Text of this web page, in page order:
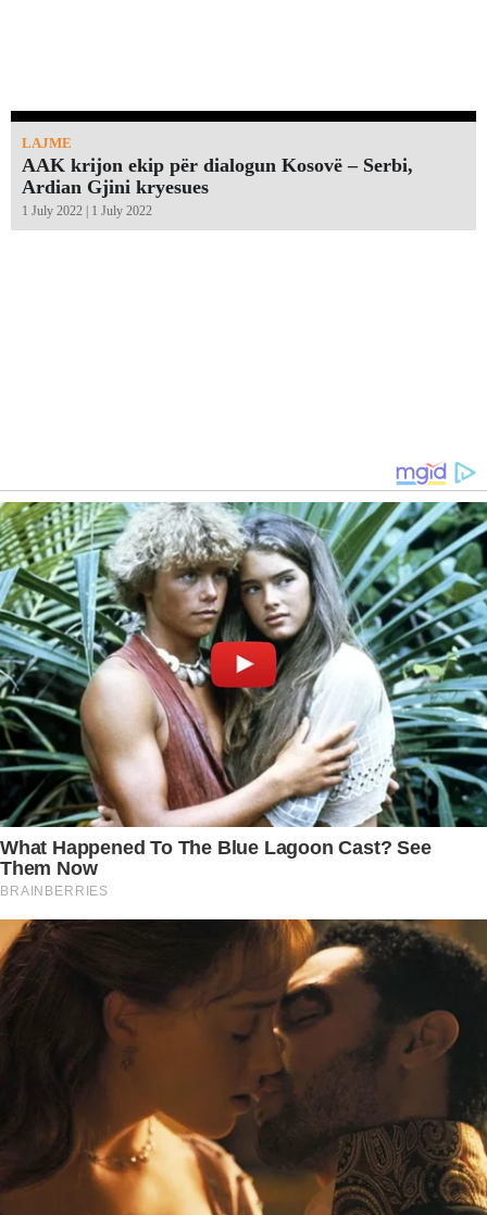
LAJME
AAK krijon ekip për dialogun Kosovë – Serbi,
Ardian Gjini kryesues
1 July 2022 | 1 July 2022